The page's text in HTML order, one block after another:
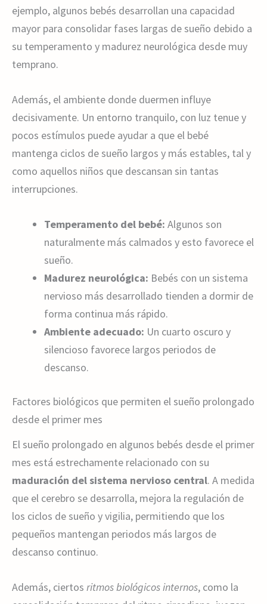
ejemplo, algunos bebés desarrollan una capacidad
mayor para consolidar fases largas de sueño debido a
su temperamento y madurez neurológica desde muy
temprano.
Además, el ambiente donde duermen influye
decisivamente. Un entorno tranquilo, con luz tenue y
pocos estímulos puede ayudar a que el bebé
mantenga ciclos de sueño largos y más estables, tal y
como aquellos niños que descansan sin tantas
interrupciones.
Temperamento del bebé: Algunos son
naturalmente más calmados y esto favorece el
sueño.
Madurez neurológica: Bebés con un sistema
nervioso más desarrollado tienden a dormir de
forma continua más rápido.
Ambiente adecuado: Un cuarto oscuro y
silencioso favorece largos periodos de
descanso.
Factores biológicos que permiten el sueño prolongado
desde el primer mes
El sueño prolongado en algunos bebés desde el primer
mes está estrechamente relacionado con su
maduración del sistema nervioso central. A medida
que el cerebro se desarrolla, mejora la regulación de
los ciclos de sueño y vigilia, permitiendo que los
pequeños mantengan periodos más largos de
descanso continuo.
Además, ciertos ritmos biológicos internos, como la